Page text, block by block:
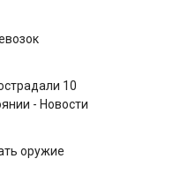
10
- Новости
оружие